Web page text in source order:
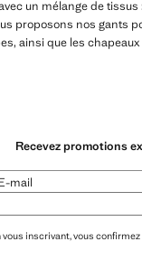
un mélange de
proposons nos gants
ainsi que les
Recevez promotions
mail
vous inscrivant, vous